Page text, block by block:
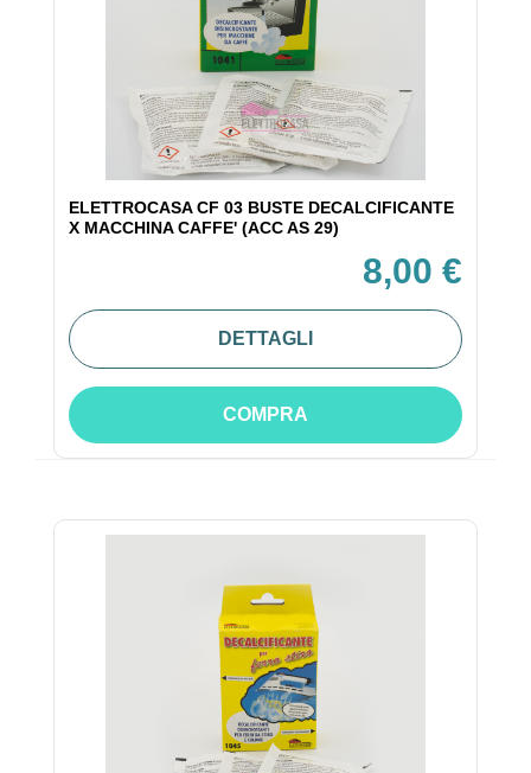
ELETTROCASA CF 03 BUSTE DECALCIFICANTE
X MACCHINA CAFFE' (ACC AS 29)
8,00 €
DETTAGLI
COMPRA